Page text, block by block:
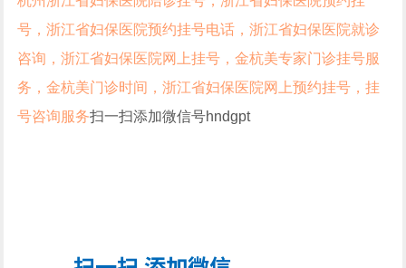
号，浙江省妇保医院预约挂号电话，浙江省妇保医院就诊
咨询，浙江省妇保医院网上挂号，金杭美专家门诊挂号服
务，金杭美门诊时间，浙江省妇保医院网上预约挂号，挂
号咨询服务扫一扫添加微信号hndgpt